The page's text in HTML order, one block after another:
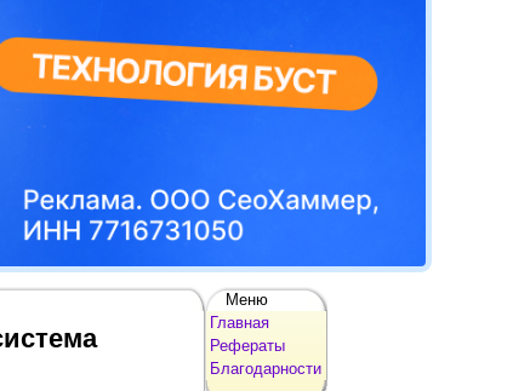
Меню
Главная
Рефераты
Благодарности